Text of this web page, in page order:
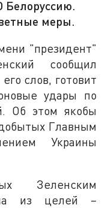
меры.
"президент"
сообщил
слов, готовит
удары по
Об этом якобы
Главным
Украины
Зеленским
из целей –